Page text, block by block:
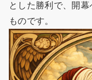
とした勝利で、開
ものです。